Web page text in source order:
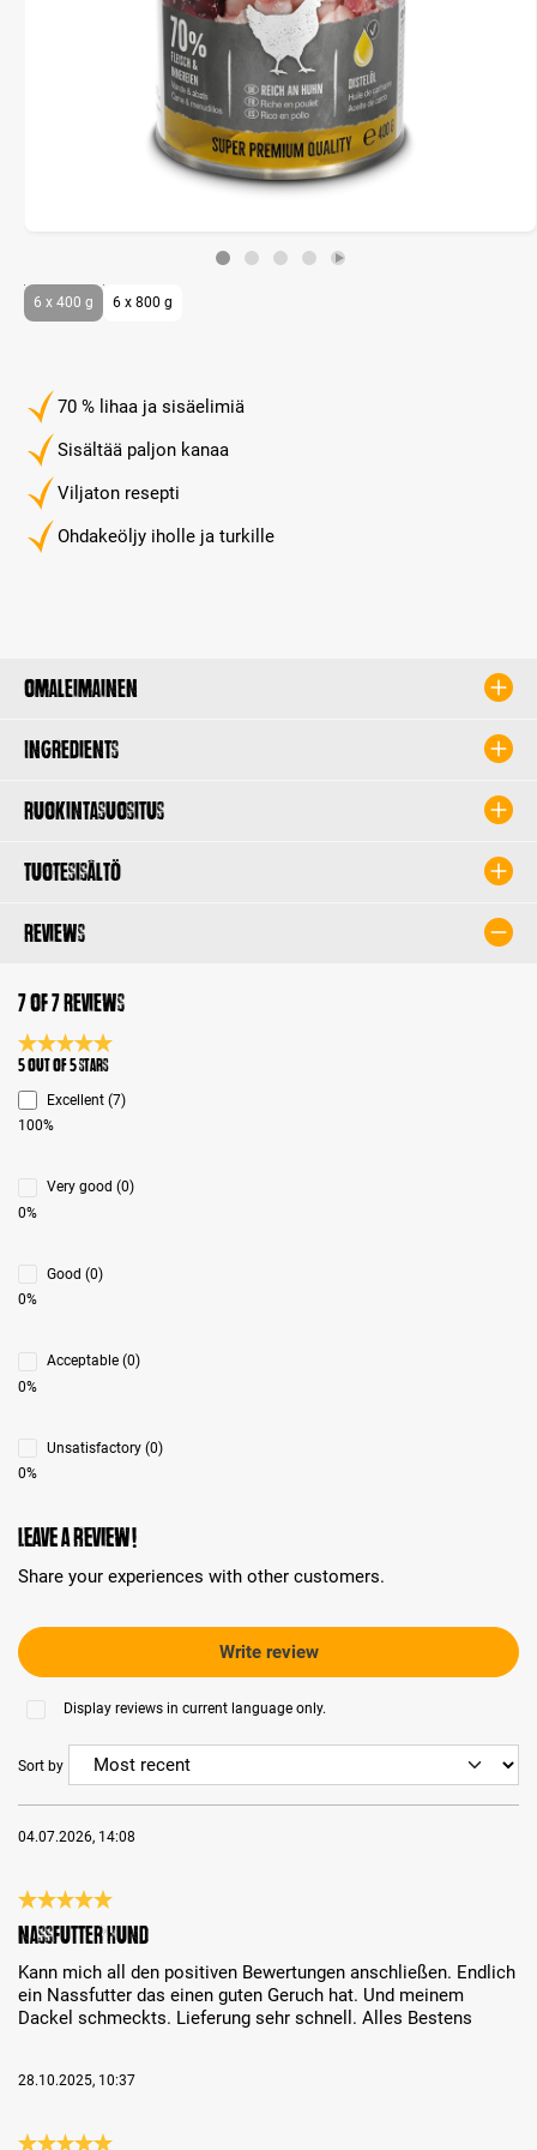
70 % lihaa ja sisäelimiä
Sisältää paljon kanaa
Viljaton resepti
Ohdakeöljy iholle ja turkille
6 x 400 g 6 x 800 g
Omaleimainen
Ingredients
Ruokintasuositus
Tuotesisältö
Reviews
7 of 7 reviews
Average rating 5 of 5 Stars
5 out of 5 stars
Excellent (7)
100%
Very good (0)
0%
Good (0)
0%
Acceptable (0)
0%
Unsatisfactory (0)
0%
Leave a review!
Share your experiences with other customers.
Write review
Display reviews in current language only.
Sort by
04.07.2026, 14:08
Review with rating of 5 out of 5 stars
Nassfutter Hund
Kann mich all den positiven Bewertungen anschließen. Endlich
ein Nassfutter das einen guten Geruch hat. Und meinem
Dackel schmeckts. Lieferung sehr schnell. Alles Bestens
28.10.2025, 10:37